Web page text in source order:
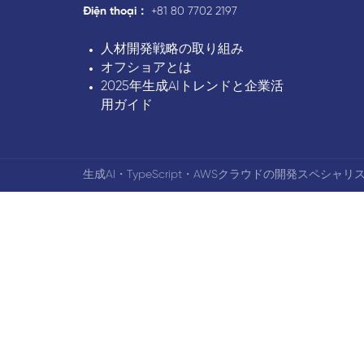
Điện thoại：
+81 80 7702 2197
人材開発戦略の取り組み
オフショアとは
2025年生成AIトレンドと企業活
用ガイド
生成AI・TypeScript・AWSクラウドの開発スペシャリ